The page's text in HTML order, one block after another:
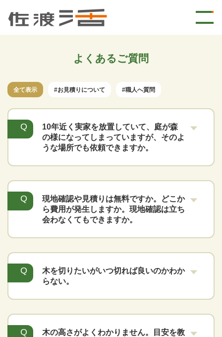
よくあるご質問
全て表示 #お見積りについて #職人へ質問
10年近く実家を放置していて、庭が森
の様になってしまっていますが、そのよ
うな場所でも依頼できますか。
現地確認や見積りは無料ですか。どこか
ら費用が発生しますか。現地確認は立ち
会わなくてもできますか。
木を切りたいがいつ切れば良いのかわか
らない。
木の高さがよくわかりません。目安を教